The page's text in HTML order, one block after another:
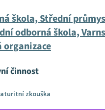
škola, Střední
odborná škola,
organizace
činnost
zkouška